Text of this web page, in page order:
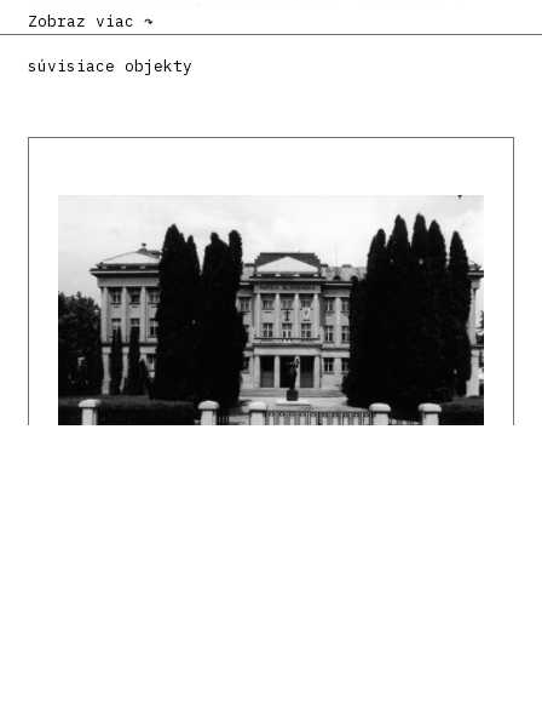
umiestnené muzeálne pracoviská, na prvom a
druhom poschodí výstavné siene a posledné
podlažie zaberá obrazáreň s preskleným
In: Z novších výtvarných dejín Slovenska.
Súbor štúdií a materiálov. Ed. Ladislav
Saučin. Bratislava, Vydavateľstvo SAV 1962. s.
327 – 406.
Milan Michal Harminc. Katalóg výstavy. Ed.
Klára Kubičková, Anna Zajková. Bratislava,
GAUDI – SNG 1991, nestránkované, 41 s., tu s.
MORAVČÍKOVÁ, H. Henrieta: Architektonické
diela 20. storočia na Slovensku. Architektúra
Zobraz viac ↷
súvisiace objekty